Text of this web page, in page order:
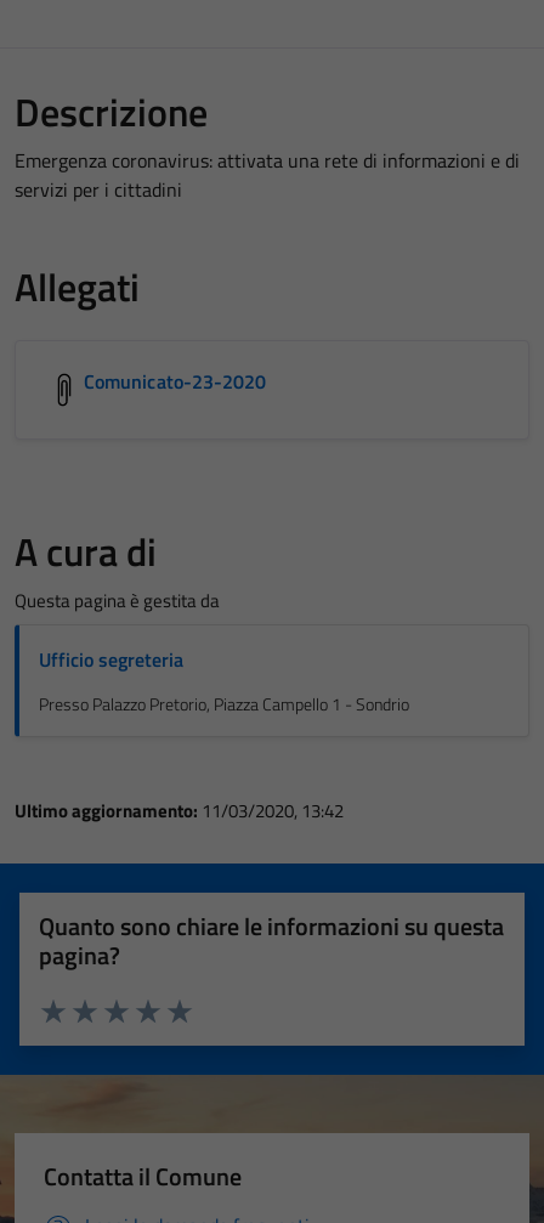
Descrizione
Emergenza coronavirus: attivata una rete di informazioni e di
servizi per i cittadini
Allegati
Comunicato-23-2020
A cura di
Questa pagina è gestita da
Ufficio segreteria
Presso Palazzo Pretorio, Piazza Campello 1 - Sondrio
Ultimo aggiornamento: 11/03/2020, 13:42
Quanto sono chiare le informazioni su questa
pagina?
Valuta 5 stelle su 5
Valuta 4 stelle su 5
Valuta 3 stelle su 5
Valuta 2 stelle su 5
Valuta 1 stelle su 5
Contatta il Comune